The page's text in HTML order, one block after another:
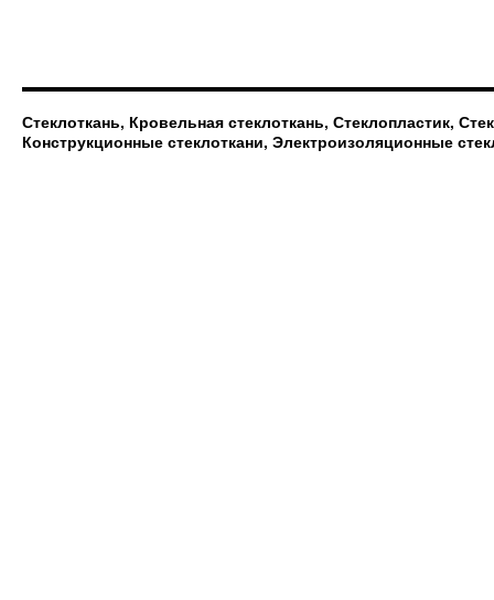
Стеклоткань, Кровельная стеклоткань, Стеклопластик,
Конструкционные стеклоткани, Электроизоляционные